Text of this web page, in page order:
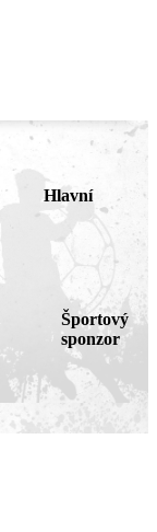
Hlavní
Športový
sponzor